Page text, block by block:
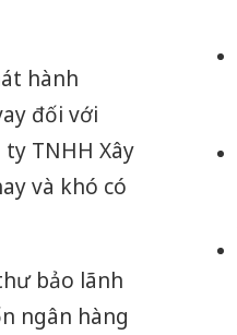
hành
đối với
TNHH Xây
và khó có
bảo lãnh
ngân hàng